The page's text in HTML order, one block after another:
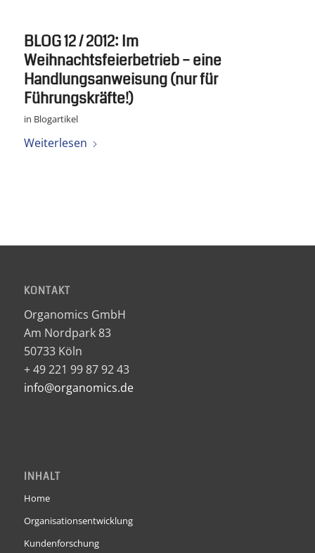
BLOG 12 / 2012: Im
Weihnachtsfeierbetrieb – eine
Handlungsanweisung (nur für
Führungskräfte!)
in Blogartikel
Weiterlesen
KONTAKT
Organomics GmbH
Am Nordpark 83
50733 Köln
+ 49 221 99 87 92 43
info@organomics.de
INHALT
Home
Organisationsentwicklung
Kundenforschung